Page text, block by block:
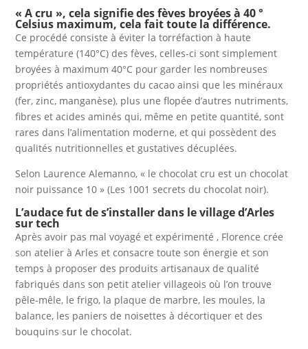
« A cru », cela signifie des fèves broyées à 40 °
Celsius maximum, cela fait toute la différence.
Ce procédé consiste à éviter la torréfaction à haute
température (140°C) des fèves, celles-ci sont simplement
broyées à maximum 40°C pour garder les nombreuses
propriétés antioxydantes du cacao ainsi que les minéraux
(fer, zinc, manganèse), plus une flopée d’autres nutriments,
fibres et acides aminés qui, même en petite quantité, sont
rares dans l’alimentation moderne, et qui possèdent des
qualités nutritionnelles et gustatives décuplées.
Selon Laurence Alemanno, « le chocolat cru est un chocolat
noir puissance 10 » (Les 1001 secrets du chocolat noir).
L’audace fut de s’installer dans le village d’Arles
sur tech
Après avoir pas mal voyagé et expérimenté , Florence crée
son atelier à Arles et consacre toute son énergie et son
temps à proposer des produits artisanaux de qualité
fabriqués dans son petit atelier villageois où l’on trouve
pêle-mêle, le frigo, la plaque de marbre, les moules, la
balance, les paniers de noisettes à décortiquer et des
bouquins sur le chocolat.